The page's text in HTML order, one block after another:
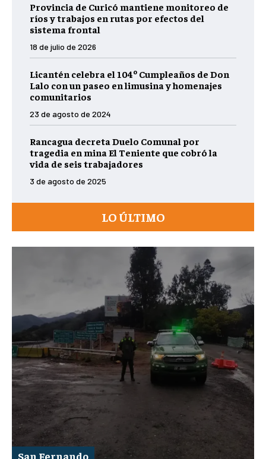
Provincia de Curicó mantiene monitoreo de
ríos y trabajos en rutas por efectos del
sistema frontal
18 de julio de 2026
Licantén celebra el 104º Cumpleaños de Don
Lalo con un paseo en limusina y homenajes
comunitarios
23 de agosto de 2024
Rancagua decreta Duelo Comunal por
tragedia en mina El Teniente que cobró la
vida de seis trabajadores
3 de agosto de 2025
LO ÚLTIMO
San Fernando